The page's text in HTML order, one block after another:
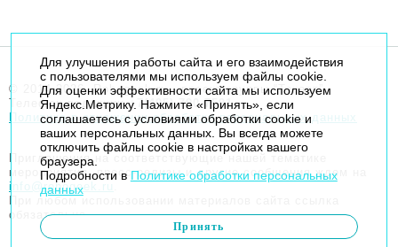
© 2014-2026. Robogeek.ru - проект группы “Текарт”.
Телефон редакции+7(495) 790-7591
Политика в отношении обработки персональных данных
Приглашения на соответствующие нашей тематике
мероприятия, пресс-релизы и другие сообщения ждем на
info@robogeek.ru
При любом использовании материалов сайта ссылка
обязательна.
Для улучшения работы сайта и его взаимодействия
с пользователями мы используем файлы cookie.
Для оценки эффективности сайта мы используем
Яндекс.Метрику. Нажмите «Принять», если
соглашаетесь с условиями обработки cookie и
ваших персональных данных. Вы всегда можете
отключить файлы cookie в настройках вашего
браузера.
Подробности в Политике обработки персональных
данных
Принять